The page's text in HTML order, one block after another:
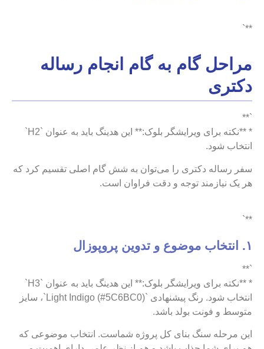
**`
مراحل گام به گام انجام رساله
دکتری
`**
* **نکته برای ویرایشگر بلوک:** این هدینگ باید به عنوان `H2`
انتخاب شود.
سفر رساله دکتری را می‌توان به شش گام اصلی تقسیم کرد که
هر یک نیازمند توجه و دقت فراوان است.
**`
۱. انتخاب موضوع و تدوین پروپوزال
`**
* **نکته برای ویرایشگر بلوک:** این هدینگ باید به عنوان `H3`
انتخاب شود. رنگ پیشنهادی `Light Indigo (#5C6BC0)`، سایز
متوسط و فونت بولد باشد.
این مرحله سنگ بنای کل پروژه شماست. انتخاب موضوعی که